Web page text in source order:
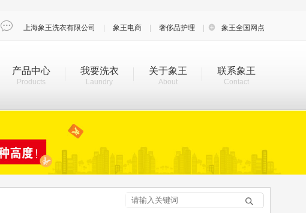
 上海象王洗衣有限公司 象王电商 奢侈品护理  象王全国网点
产品中心
Products
我要洗衣
Laundry
关于象王
About
联系象王
Contact
